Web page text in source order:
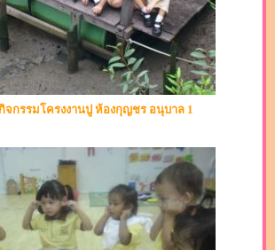
จกรรมโครงงานปู ห้องกุญชร อนุบาล 1